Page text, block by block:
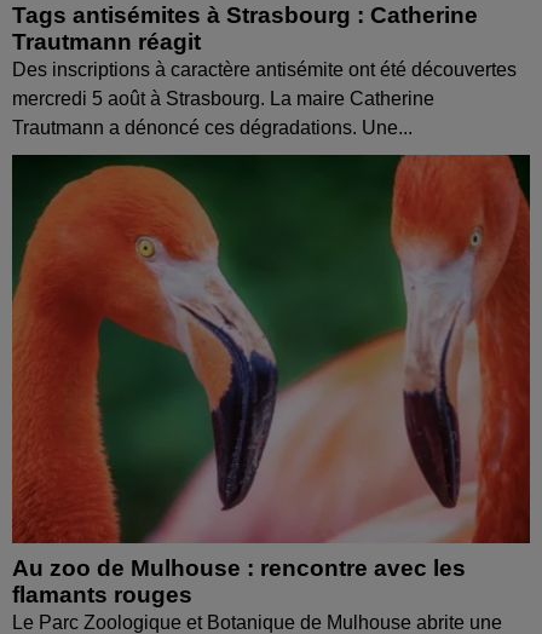
Tags antisémites à Strasbourg : Catherine
Trautmann réagit
Des inscriptions à caractère antisémite ont été découvertes
mercredi 5 août à Strasbourg. La maire Catherine
Trautmann a dénoncé ces dégradations. Une...
Au zoo de Mulhouse : rencontre avec les
flamants rouges
Le Parc Zoologique et Botanique de Mulhouse abrite une